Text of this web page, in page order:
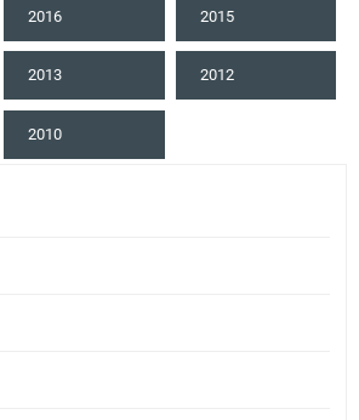
2016 2015
2013 2012
2010